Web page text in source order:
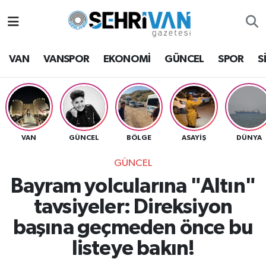
VAN VANSPOR EKONOMİ GÜNCEL SPOR
VAN GÜNCEL BÖLGE ASAYİŞ DÜNYA
GÜNCEL
Bayram yolcularına "Altın"
tavsiyeler: Direksiyon
başına geçmeden önce bu
listeye bakın!
Van Hava Durumu
VAN Namaz Vakitleri
Van Trafik Yoğunluk Haritası
Süper Lig Puan Durumu ve Fikstür
Tüm Manşetler
Son Dakika Haberleri
Haber Arşivi